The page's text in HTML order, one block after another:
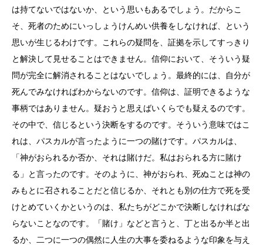
は持てないではないか、という思いもあるでしょう。だからこ
そ、死者のためにいっしょうけんめい供養をしなければ、という
思いが生じるわけです。これらの疑問を、証拠を示してすっきり
と解決して見せることはできません。信仰において、そういう疑
問が完全に解消されることはないでしょう。最終的には、自分が
死んでみなければわからないのです。信仰は、証明できるような
事柄ではありません。疑おうと思えばいくらでも疑えるのです。
その中で、信じるという決断をするのです。そういう意味ではこ
れは、パスカルが言ったように一つの賭けです。パスカルは、
「神がおられるか否か、それは賭けだ。私はおられる方に賭け
る」と言ったのです。そのように、神がおられ、死ぬことは神の
みもとに召されることだと信じるか、それとも別の仕方で死を受
けとめていくかというのは、私たちがどこかで決断しなければな
らないことなのです。「賭け」などと言うと、丁と出るか半と出
るか、二つに一つの偶然に人生の大事を委ねるような印象を与え